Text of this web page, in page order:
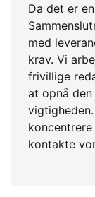
Da det er
med
krav. Vi
frivillige
at opnå
kontakte